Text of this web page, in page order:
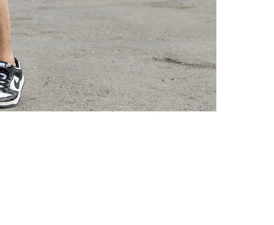
若您對於個人資料之處理、利用有任何疑問，或欲行使相關法律權利，請
聯繫恩沛科技股份有限公司。若您不同意我們將上開所示之個人資料，連
同必要之購買訂單資訊提供予 AFTEE ，或讓 AFTEE 蒐集處理利用您的個
人資料，請勿選用本服務。